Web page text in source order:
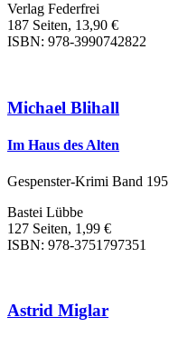
Verlag Federfrei
187 Seiten, 13,90 €
ISBN: 978-3990742822
Michael Blihall
Im Haus des Alten
Gespenster-Krimi Band 195
Bastei Lübbe
127 Seiten, 1,99 €
ISBN: 978-3751797351
Astrid Miglar